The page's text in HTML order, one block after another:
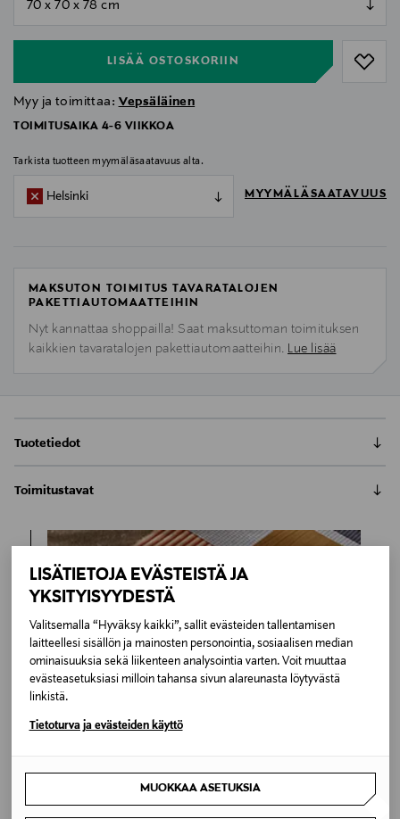
LISÄTIETOJA EVÄSTEISTÄ JA
YKSITYISYYDESTÄ
Valitsemalla “Hyväksy kaikki”, sallit evästeiden tallentamisen
laitteellesi sisällön ja mainosten personointia, sosiaalisen median
ominaisuuksia sekä liikenteen analysointia varten. Voit muuttaa
evästeasetuksiasi milloin tahansa sivun alareunasta löytyvästä
linkistä.
Tietoturva ja evästeiden käyttö
MUOKKAA ASETUKSIA
LISÄÄ OSTOSKORIIN
Myy ja toimittaa: Vepsäläinen
TOIMITUSAIKA 4-6 VIIKKOA
Tarkista tuotteen myymäläsaatavuus alta.
Helsinki MYYMÄLÄSAATAVUUS
MAKSUTON TOIMITUS TAVARATALOJEN
PAKETTIAUTOMAATTEIHIN
Nyt kannattaa shoppailla! Saat maksuttoman toimituksen
kaikkien tavaratalojen pakettiautomaatteihin. Lue lisää
Tuotetiedot
mukaisesti jäämään luokseen. Muotoilutoimisto Space
veistoksellinen muoto ja pyöristetyt kulmat tekevät
niin kotiin kuin julkisiin tiloihin. Stay-nojatuoli on
verhoiltu australialaisella Scandilock Moonlight Curly -
cm.
LUE KOKO TUOTEKUVAUS
Tuotenumero
174031831
Tammi,Tekstiili
WHITE
Toimitustavat
Toimitusaika 4-6 viikkoa
6,90 €
Kotiinkuljetus
Toimitusaika 4-6 viikkoa
6,90 €
Inspiroidu